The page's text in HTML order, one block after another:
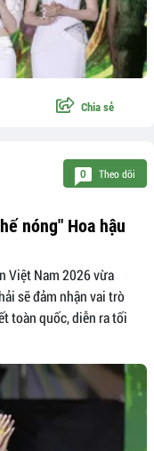
Chia sẻ
0 Theo dõi
nóng" Hoa hậu
Việt Nam 2026 vừa
sẽ đảm nhận vai trò
toàn quốc, diễn ra tối